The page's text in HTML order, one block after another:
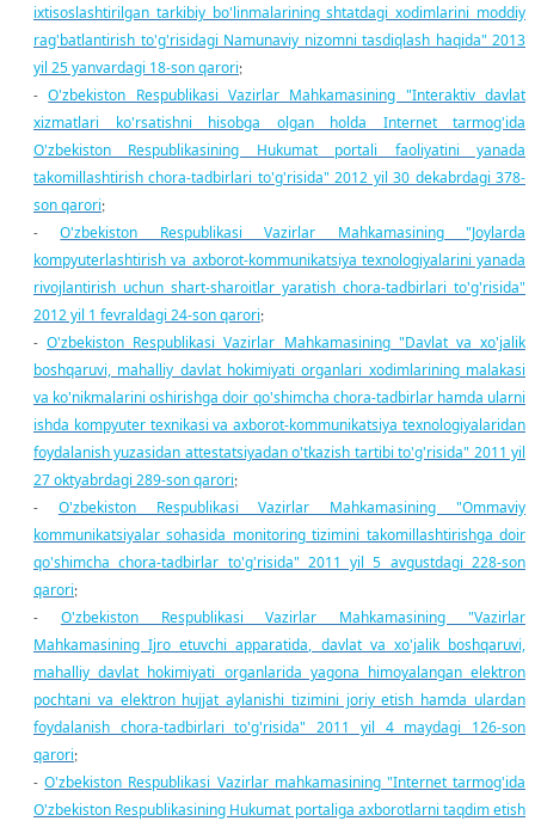
ixtisoslashtirilgan tarkibiy bo'linmalarining shtatdagi xodimlarini moddiy
rag'batlantirish to'g'risidagi Namunaviy nizomni tasdiqlash haqida" 2013
yil 25 yanvardagi 18-son qarori;
-
O'zbekiston Respublikasi Vazirlar Mahkamasining "Interaktiv davlat
xizmatlari ko'rsatishni hisobga olgan holda Internet tarmog'ida
O'zbekiston Respublikasining Hukumat portali faoliyatini yanada
takomillashtirish chora-tadbirlari to'g'risida" 2012 yil 30 dekabrdagi 378-
son qarori;
-
O'zbekiston Respublikasi Vazirlar Mahkamasining "Joylarda
kompyuterlashtirish va axborot-kommunikatsiya texnologiyalarini yanada
rivojlantirish uchun shart-sharoitlar yaratish chora-tadbirlari to'g'risida"
2012 yil 1 fevraldagi 24-son qarori;
- O'zbekiston Respublikasi Vazirlar Mahkamasining "Davlat va xo'jalik
boshqaruvi, mahalliy davlat hokimiyati organlari xodimlarining malakasi
va ko'nikmalarini oshirishga doir qo'shimcha chora-tadbirlar hamda ularni
ishda kompyuter texnikasi va axborot-kommunikatsiya texnologiyalaridan
foydalanish yuzasidan attestatsiyadan o'tkazish tartibi to'g'risida" 2011 yil
27 oktyabrdagi 289-son qarori;
-
O'zbekiston Respublikasi Vazirlar Mahkamasining "Ommaviy
kommunikatsiyalar sohasida monitoring tizimini takomillashtirishga doir
qo'shimcha chora-tadbirlar to'g'risida" 2011 yil 5 avgustdagi 228-son
qarori;
-
O'zbekiston Respublikasi Vazirlar Mahkamasining "Vazirlar
Mahkamasining Ijro etuvchi apparatida, davlat va xo'jalik boshqaruvi,
mahalliy davlat hokimiyati organlarida yagona himoyalangan elektron
pochtani va elektron hujjat aylanishi tizimini joriy etish hamda ulardan
foydalanish chora-tadbirlari to'g'risida" 2011 yil 4 maydagi 126-son
qarori;
- O'zbekiston Respublikasi Vazirlar mahkamasining "Internet tarmog'ida
O'zbekiston Respublikasining Hukumat portaliga axborotlarni taqdim etish